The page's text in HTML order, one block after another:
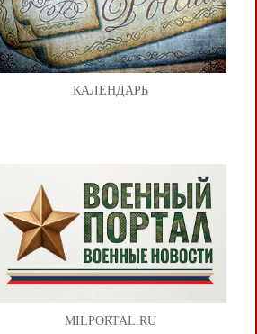
КАЛЕНДАРЬ
MILPORTAL.RU